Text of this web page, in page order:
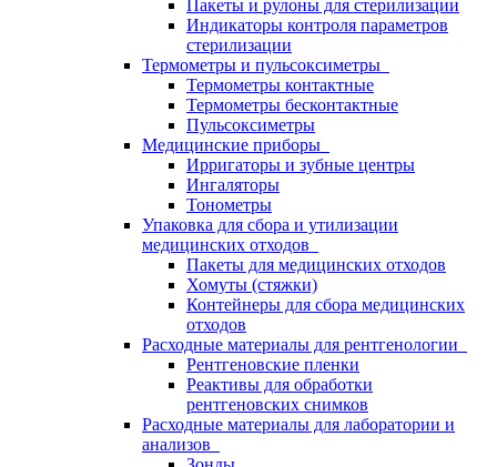
Пакеты и рулоны для стерилизации
Индикаторы контроля параметров
стерилизации
Термометры и пульсоксиметры
Термометры контактные
Термометры бесконтактные
Пульсоксиметры
Медицинские приборы
Ирригаторы и зубные центры
Ингаляторы
Тонометры
Упаковка для сбора и утилизации
медицинских отходов
Пакеты для медицинских отходов
Хомуты (стяжки)
Контейнеры для сбора медицинских
отходов
Расходные материалы для рентгенологии
Рентгеновские пленки
Реактивы для обработки
рентгеновских снимков
Расходные материалы для лаборатории и
анализов